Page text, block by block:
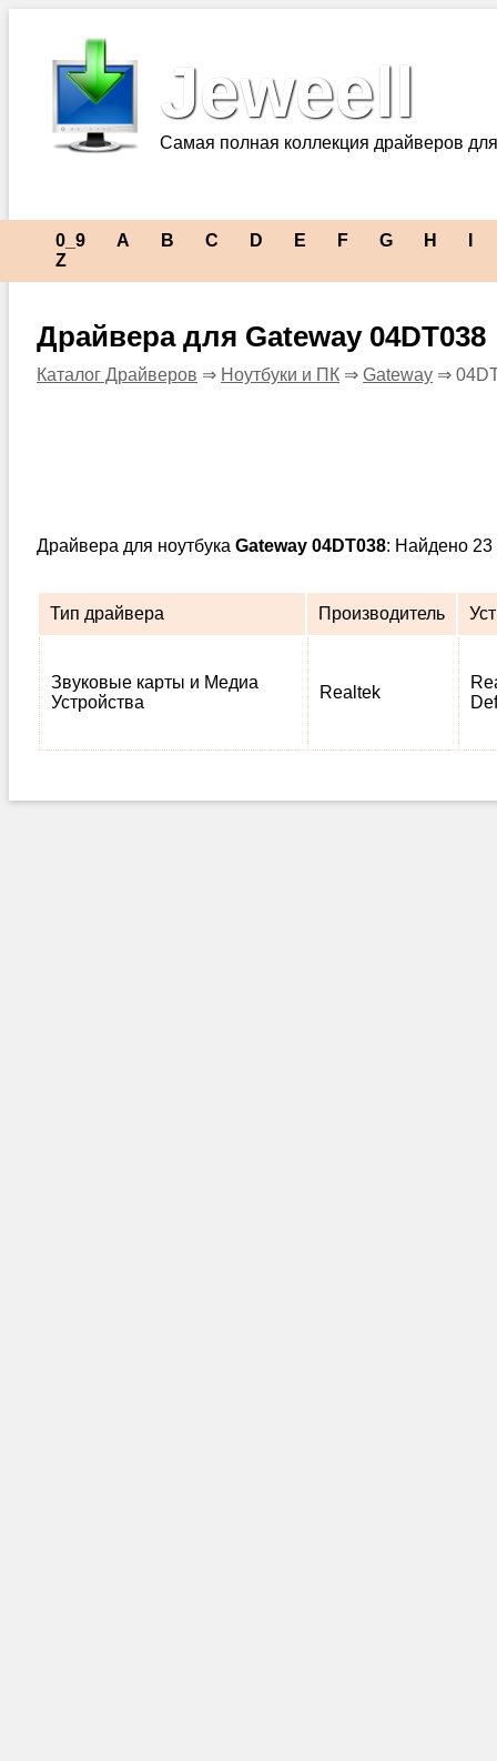
Jeweell
Самая полная коллекция драйверов
0_9 A B C D E F G H
Z
Драйвера для Gateway 04DT038
Каталог Драйверов ⇒ Ноутбуки и ПК ⇒ Gateway ⇒
Драйвера для ноутбука Gateway 04DT038: Найдено 23
Тип драйвера Производитель
Звуковые карты и Медиа
Устройства
Realtek